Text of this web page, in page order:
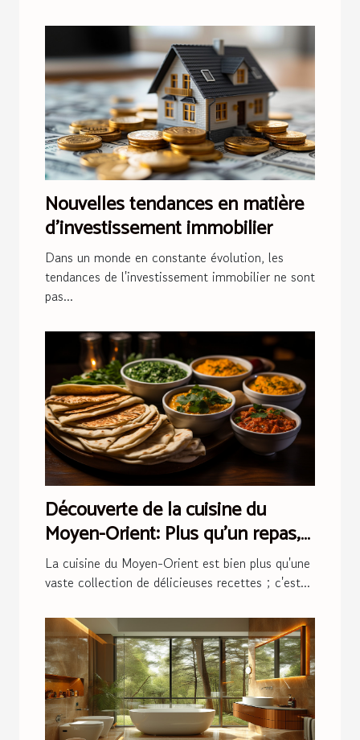
Nouvelles tendances en matière
d'investissement immobilier
Dans un monde en constante évolution, les
tendances de l'investissement immobilier ne sont
pas...
Découverte de la cuisine du
Moyen-Orient: Plus qu'un repas,
une tradition
La cuisine du Moyen-Orient est bien plus qu'une
vaste collection de délicieuses recettes ; c'est...